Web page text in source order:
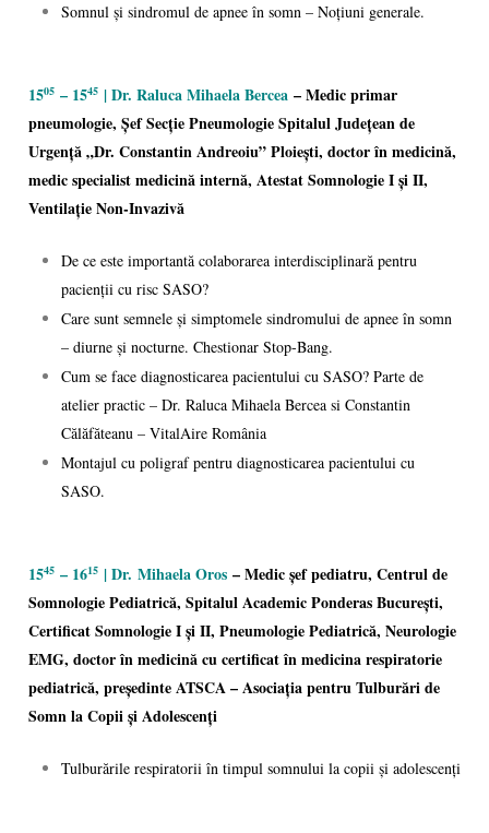
Somnul și sindromul de apnee în somn – Noțiuni generale.
1505 – 1545 | Dr. Raluca Mihaela Bercea – Medic primar
pneumologie, Șef Secție Pneumologie Spitalul Județean de
Urgență „Dr. Constantin Andreoiu” Ploiești, doctor în medicină,
medic specialist medicină internă, Atestat Somnologie I și II,
Ventilație Non-Invazivă
De ce este importantă colaborarea interdisciplinară pentru
pacienții cu risc SASO?
Care sunt semnele și simptomele sindromului de apnee în somn
– diurne și nocturne. Chestionar Stop-Bang.
Cum se face diagnosticarea pacientului cu SASO? Parte de
atelier practic – Dr. Raluca Mihaela Bercea si Constantin
Călăfăteanu – VitalAire România
Montajul cu poligraf pentru diagnosticarea pacientului cu
SASO.
1545 – 1615 | Dr. Mihaela Oros – Medic șef pediatru, Centrul de
Somnologie Pediatrică, Spitalul Academic Ponderas București,
Certificat Somnologie I și II, Pneumologie Pediatrică, Neurologie
EMG, doctor în medicină cu certificat în medicina respiratorie
pediatrică, președinte ATSCA – Asociația pentru Tulburări de
Somn la Copii și Adolescenți
Tulburările respiratorii în timpul somnului la copii și adolescenți